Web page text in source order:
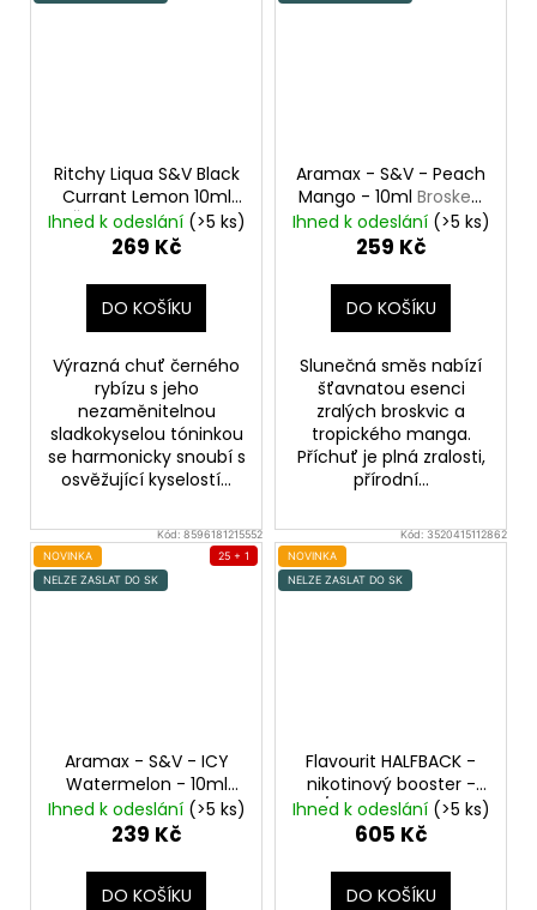
Ritchy Liqua S&V Black
Currant Lemon 10ml
Černý rybíz, Citrón
Ihned k odeslání (>5 ks)
269 Kč
DO KOŠÍKU
Výrazná chuť černého
rybízu s jeho
nezaměnitelnou
sladkokyselou tóninkou
se harmonicky snoubí s
osvěžující kyselostí...
Aramax - S&V - Peach
Mango - 10ml Broskev,
Mango
Ihned k odeslání (>5 ks)
259 Kč
DO KOŠÍKU
Slunečná směs nabízí
šťavnatou esenci
zralých broskvic a
tropického manga.
Příchuť je plná zralosti,
přírodní...
Kód:8596181215552
NOVINKA
NELZE ZASLAT DO SK
25 + 1
Aramax - S&V - ICY
Watermelon - 10ml
Vychlazený vodní
meloun
Ihned k odeslání (>5 ks)
239 Kč
DO KOŠÍKU
Kód:3520415112862
NOVINKA
NELZE ZASLAT DO SK
Flavourit HALFBACK -
nikotinový booster -
70/30 - 5x10ml - 6mg
Ihned k odeslání (>5 ks)
605 Kč
DO KOŠÍKU